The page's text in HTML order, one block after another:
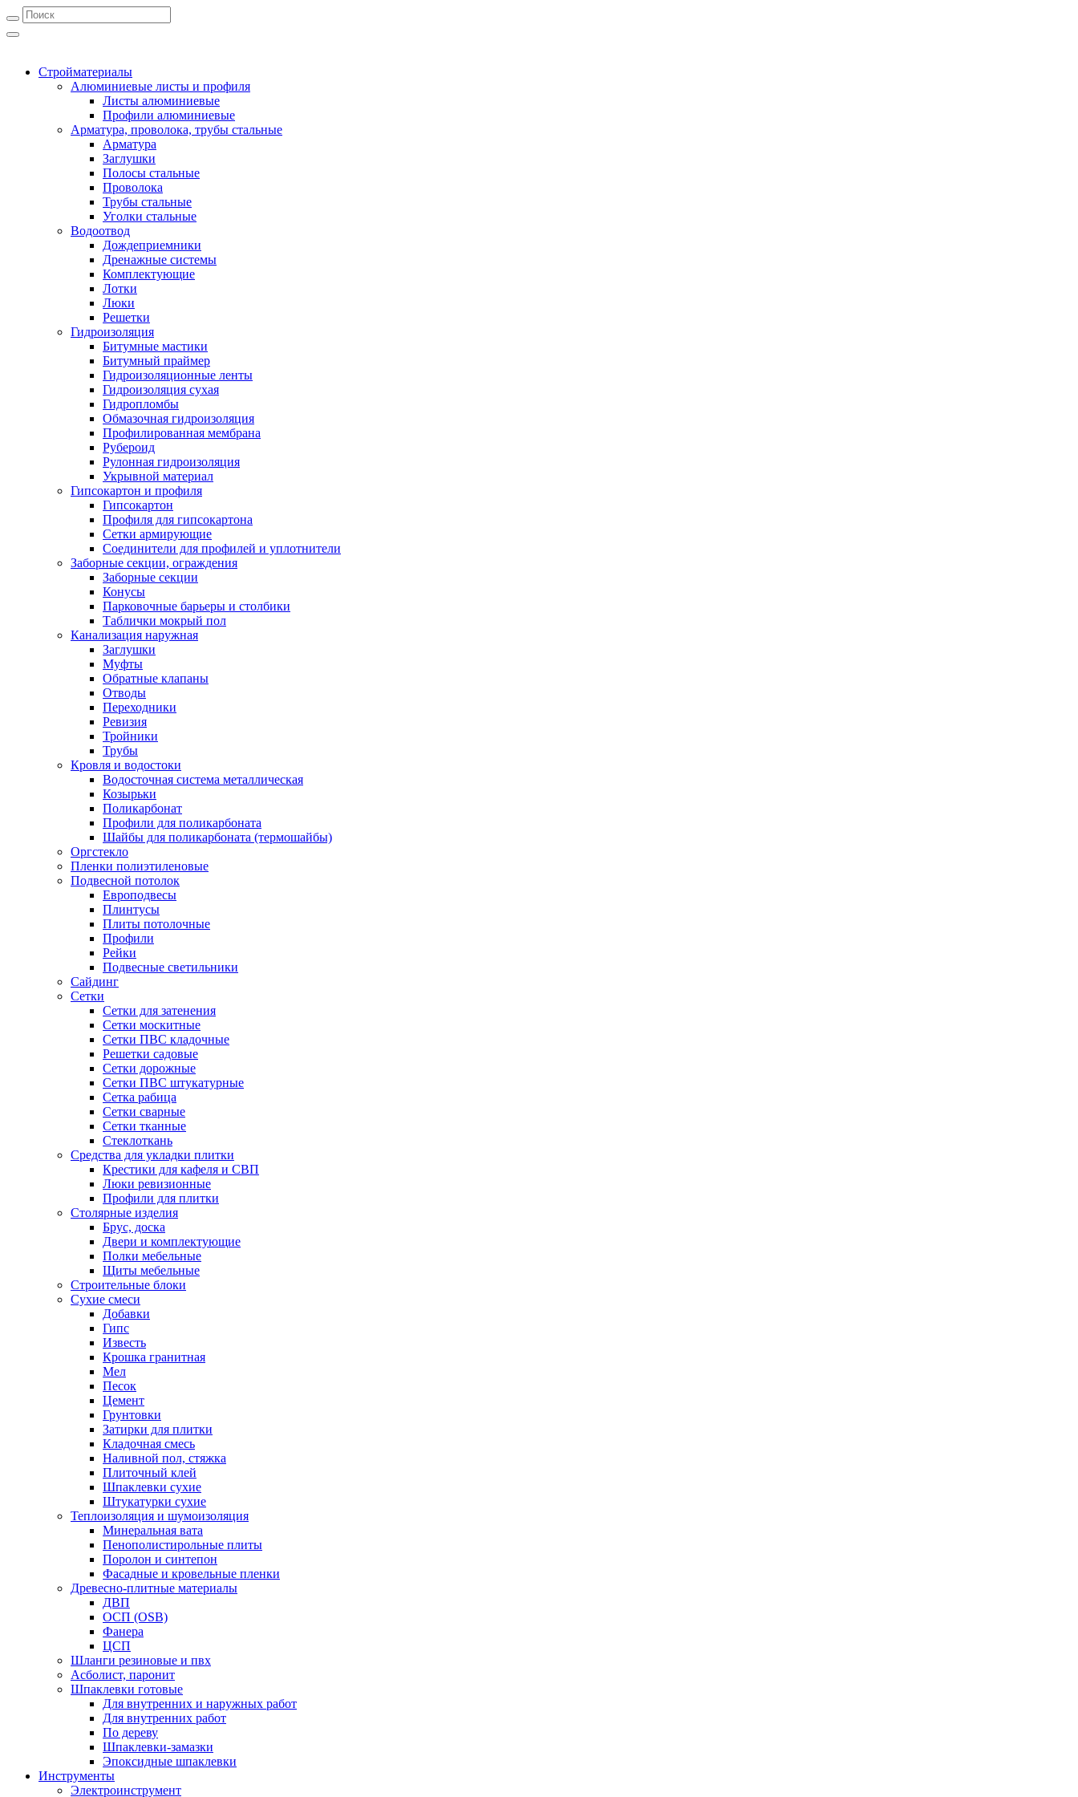
Стройматериалы
Алюминиевые листы и профиля
Листы алюминиевые
Профили алюминиевые
Арматура, проволока, трубы стальные
Арматура
Заглушки
Полосы стальные
Проволока
Трубы стальные
Уголки стальные
Водоотвод
Дождеприемники
Дренажные системы
Комплектующие
Лотки
Люки
Решетки
Гидроизоляция
Битумные мастики
Битумный праймер
Гидроизоляционные ленты
Гидроизоляция сухая
Гидропломбы
Обмазочная гидроизоляция
Профилированная мембрана
Рубероид
Рулонная гидроизоляция
Укрывной материал
Гипсокартон и профиля
Гипсокартон
Профиля для гипсокартона
Сетки армирующие
Соединители для профилей и уплотнители
Заборные секции, ограждения
Заборные секции
Конусы
Парковочные барьеры и столбики
Таблички мокрый пол
Канализация наружная
Заглушки
Муфты
Обратные клапаны
Отводы
Переходники
Ревизия
Тройники
Трубы
Кровля и водостоки
Водосточная система металлическая
Козырьки
Поликарбонат
Профили для поликарбоната
Шайбы для поликарбоната (термошайбы)
Оргстекло
Пленки полиэтиленовые
Подвесной потолок
Европодвесы
Плинтусы
Плиты потолочные
Профили
Рейки
Подвесные светильники
Сайдинг
Сетки
Сетки для затенения
Сетки москитные
Сетки ПВС кладочные
Решетки садовые
Сетки дорожные
Сетки ПВС штукатурные
Сетка рабица
Сетки сварные
Сетки тканные
Стеклоткань
Средства для укладки плитки
Крестики для кафеля и СВП
Люки ревизионные
Профили для плитки
Столярные изделия
Брус, доска
Двери и комплектующие
Полки мебельные
Щиты мебельные
Строительные блоки
Сухие смеси
Добавки
Гипс
Известь
Крошка гранитная
Мел
Песок
Цемент
Грунтовки
Затирки для плитки
Кладочная смесь
Наливной пол, стяжка
Плиточный клей
Шпаклевки сухие
Штукатурки сухие
Теплоизоляция и шумоизоляция
Минеральная вата
Пенополистирольные плиты
Поролон и синтепон
Фасадные и кровельные пленки
Древесно-плитные материалы
ДВП
ОСП (OSB)
Фанера
ЦСП
Шланги резиновые и пвх
Асболист, паронит
Шпаклевки готовые
Для внутренних и наружных работ
Для внутренних работ
По дереву
Шпаклевки-замазки
Эпоксидные шпаклевки
Инструменты
Электроинструмент